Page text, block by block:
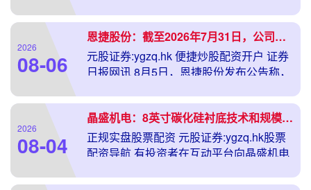
2026
08-06
恩捷股份：截至2026年7月31日，公司尚未开展回购
元股证券:ygzq.hk 便捷炒股配资开户 证券
日报网讯 8月5日，恩捷股份发布公告称，
2026
08-04
晶盛机电：8英寸碳化硅衬底技术和规模处于国内前列 并取得海内外客户批量订单
正规实盘股票配资 元股证券:ygzq.hk股票
配资导航 有投资者在互动平台向晶盛机电